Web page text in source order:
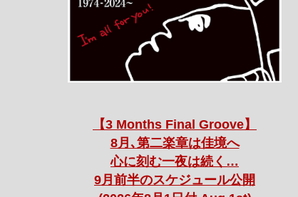
【3 Months Final Groove】
8月､第二楽章は佳境へ
心に刻む一夜は続く…
9月前半のスケジュール公開